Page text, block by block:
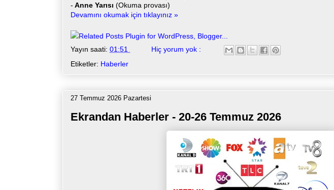
- Anne Yarısı (Okuma provası)
Devamını okumak için tıklayınız »
Yayın saati: 01:51
Hiç yorum yok :
Etiketler: Haberler
27 Temmuz 2026 Pazartesi
Ekrandan Haberler - 20-26 Temmuz 2026